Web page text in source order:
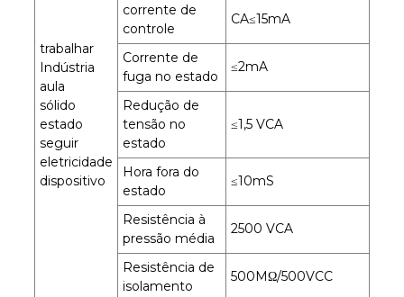
trabalhar
Indústria
aula
sólido
estado
seguir
eletricidade
dispositivo
corrente de
controle
CA≤15mA
Corrente de
fuga no estado
≤2mA
Redução de
tensão no
estado
≤1,5 VCA
Hora fora do
estado
≤10mS
Resistência à
pressão média
2500 VCA
Resistência de
isolamento
500MΩ/500VCC